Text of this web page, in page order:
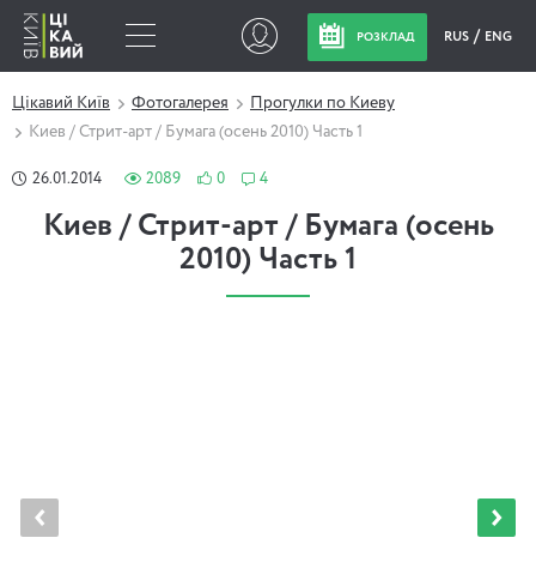
РОЗКЛАД RUS ENG
Цікавий Київ Фотогалерея
Прогулки по Киеву
Киев / Стрит-арт / Бумага (осень 2010) Часть 1
26.01.2014 2089 0 4
Киев / Стрит-арт / Бумага (осень
2010) Часть 1